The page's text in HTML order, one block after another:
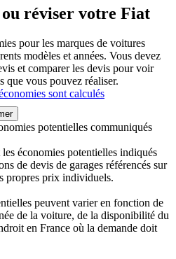
réviser votre Fiat
pour les marques de voitures
modèles et années. Vous devez
et comparer les devis pour voir
que vous pouvez réaliser.
sont calculés
potentielles communiqués
économies potentielles indiqués
de devis de garages référencés sur
propres prix individuels.
peuvent varier en fonction de
de la voiture, de la disponibilité du
en France où la demande doit